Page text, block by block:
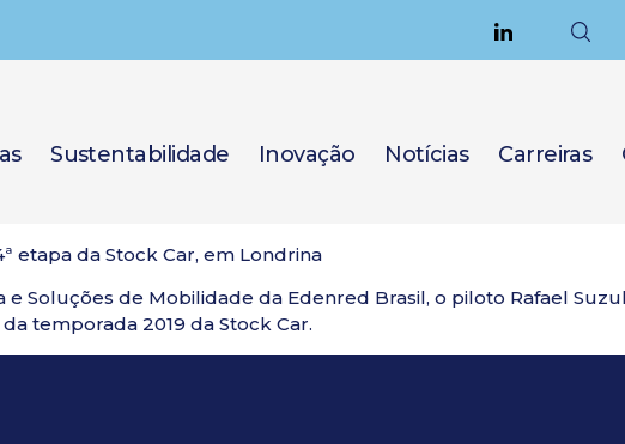
Sustentabilidade Inovação Notícias Carreiras
etapa da Stock Car, em Londrina
Soluções de Mobilidade da Edenred Brasil, o piloto Rafael
temporada 2019 da Stock Car.